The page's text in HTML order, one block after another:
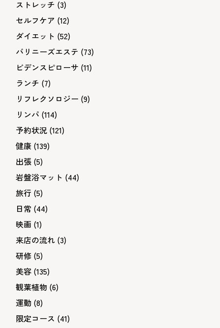
ストレッチ (3)
セルフケア (12)
ダイエット (52)
バリニーズエステ (73)
ビデンスピローサ (11)
ランチ (7)
リフレクソロジー (9)
リンパ (114)
予約状況 (121)
健康 (139)
出張 (5)
岩盤浴マット (44)
旅行 (5)
日常 (44)
映画 (1)
来店の流れ (3)
研修 (5)
美容 (135)
観葉植物 (6)
運動 (8)
限定コース (41)